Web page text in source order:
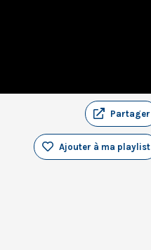
Partager
Ajouter à ma playlist